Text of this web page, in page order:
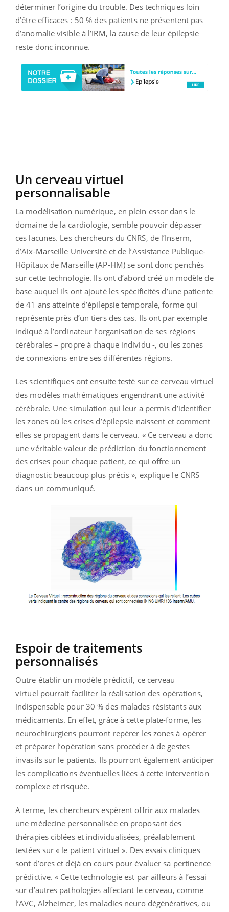
déterminer l’origine du trouble. Des techniques loin
d’être efficaces : 50 % des patients ne présentent pas
d’anomalie visible à l’IRM, la cause de leur épilepsie
reste donc inconnue.
Un cerveau virtuel
personnalisable
La modélisation numérique, en plein essor dans le
domaine de la cardiologie, semble pouvoir dépasser
ces lacunes. Les chercheurs du CNRS, de l’Inserm,
d’Aix-Marseille Université et de l’Assistance Publique-
Hôpitaux de Marseille (AP-HM) se sont donc penchés
sur cette technologie. Ils ont d’abord créé un modèle de
base auquel ils ont ajouté les spécificités d’une patiente
de 41 ans atteinte d’épilepsie temporale, forme qui
représente près d’un tiers des cas. Ils ont par exemple
indiqué à l’ordinateur l’organisation de ses régions
cérébrales – propre à chaque individu -, ou les zones
de connexions entre ses différentes régions.
Les scientifiques ont ensuite testé sur ce cerveau virtuel
des modèles mathématiques engendrant une activité
cérébrale. Une simulation qui leur a permis d’identifier
les zones où les crises d’épilepsie naissent et comment
elles se propagent dans le cerveau. « Ce cerveau a donc
une véritable valeur de prédiction du fonctionnement
des crises pour chaque patient, ce qui offre un
diagnostic beaucoup plus précis », explique le CNRS
dans un communiqué.
Espoir de traitements
personnalisés
Outre établir un modèle prédictif, ce cerveau
virtuel pourrait faciliter la réalisation des opérations,
indispensable pour 30 % des malades résistants aux
médicaments. En effet, grâce à cette plate-forme, les
neurochirurgiens pourront repérer les zones à opérer
et préparer l’opération sans procéder à de gestes
invasifs sur le patients. Ils pourront également anticiper
les complications éventuelles liées à cette intervention
complexe et risquée.
A terme, les chercheurs espèrent offrir aux malades
une médecine personnalisée en proposant des
thérapies ciblées et individualisées, préalablement
testées sur « le patient virtuel ». Des essais cliniques
sont d’ores et déjà en cours pour évaluer sa pertinence
prédictive. « Cette technologie est par ailleurs à l’essai
sur d’autres pathologies affectant le cerveau, comme
l’AVC, Alzheimer, les maladies neuro dégénératives, ou